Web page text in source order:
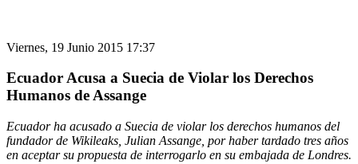
Viernes, 19 Junio 2015 17:37
Ecuador Acusa a Suecia de Violar los Derechos
Humanos de Assange
Ecuador ha acusado a Suecia de violar los derechos humanos del
fundador de Wikileaks, Julian Assange, por haber tardado tres años
en aceptar su propuesta de interrogarlo en su embajada de Londres.